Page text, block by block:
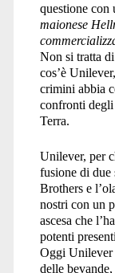
questione con
maionese
Non si tratta
cos’è
crimini abbia
confronti
Terra.
Unilever, per
fusione di due
Brothers e
nostri con un
ascesa che
potenti
Oggi Unilever
delle